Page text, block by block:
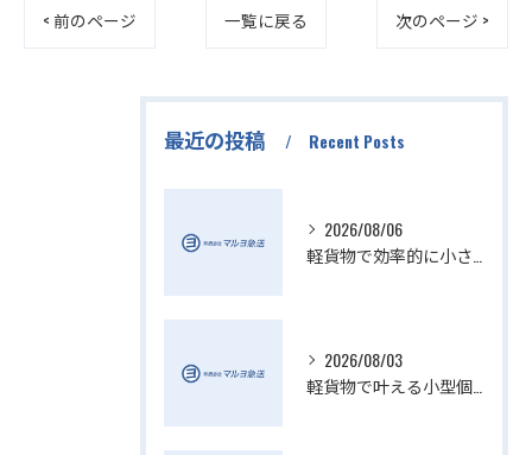
< 前のページ 一覧に戻る 次のページ >
最近の投稿 Recent Posts
2026/08/06
2026/08/03